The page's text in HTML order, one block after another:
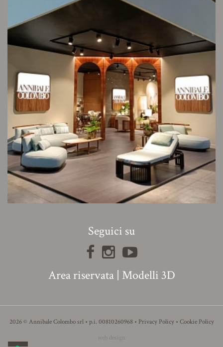
Seguici su
Area riservata| Modelli 3D
2026 © Annibale Colombo srl • p.i. 00810260968 • Privacy Policy• Cookie Policy
web design